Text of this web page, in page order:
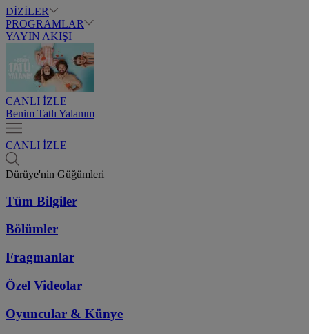
DİZİLER
PROGRAMLAR
YAYIN AKIŞI
CANLI İZLE
Benim Tatlı Yalanım
CANLI İZLE
Dürüye'nin Güğümleri
Tüm Bilgiler
Bölümler
Fragmanlar
Özel Videolar
Oyuncular & Künye